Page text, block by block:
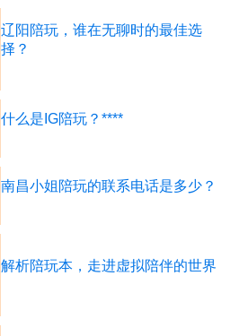
辽阳陪玩，谁在无聊时的最佳选
择？
什么是IG陪玩？****
南昌小姐陪玩的联系电话是多少？
解析陪玩本，走进虚拟陪伴的世界